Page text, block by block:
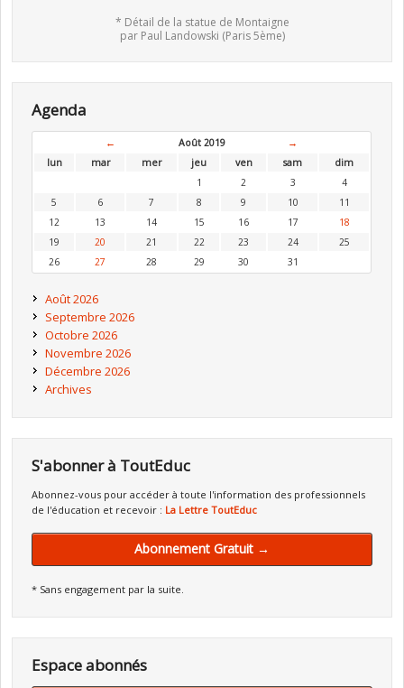
* Détail de la statue de Montaigne
par Paul Landowski (Paris 5ème)
Agenda
← Août 2019
→
lun
mar mer jeu ven sam
dim
1
2 3
4
5
6 7 8 9 10
11
12
13 14 15 16 17
18
19
20 21 22 23 24
25
26
27 28 29 30 31
Août 2026
Septembre 2026
Octobre 2026
Novembre 2026
Décembre 2026
Archives
S'abonner à ToutEduc
Abonnez-vous pour accéder à toute l'information des professionnels
de l'éducation et recevoir : La Lettre ToutEduc
Abonnement Gratuit →
* Sans engagement par la suite.
Espace abonnés